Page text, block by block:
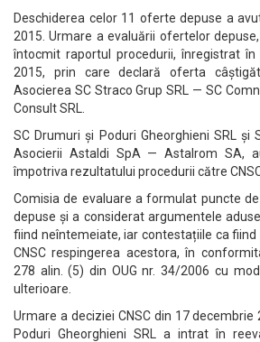
Deschiderea celor 11 oferte depuse a
2015. Urmare a evaluării ofertelor
întocmit raportul procedurii, înregistrat
2015, prin care declară oferta
Asocierea SC Straco Grup SRL — SC
Consult SRL.
SC Drumuri și Poduri Gheorghieni SRL și
Asocierii Astaldi SpA — Astalrom SA,
împotriva rezultatului procedurii către
Comisia de evaluare a formulat puncte
depuse și a considerat argumentele
fiind neîntemeiate, iar contestațiile ca
CNSC respingerea acestora, în
278 alin. (5) din OUG nr. 34/2006 cu
ulterioare.
Urmare a deciziei CNSC din 17
Poduri Gheorghieni SRL a intrat în